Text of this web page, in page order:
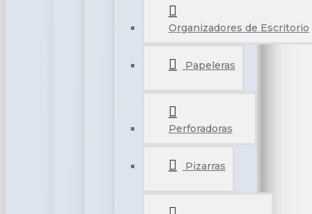
Organizadores de Escritorio
Papeleras
Perforadoras
Pizarras